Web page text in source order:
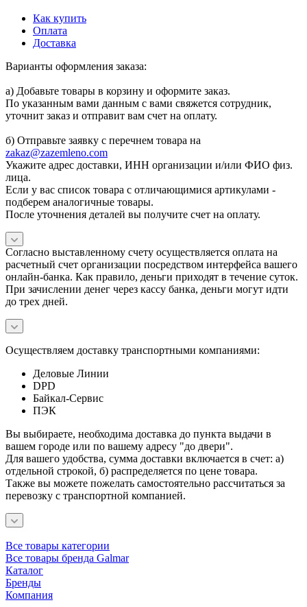
Как купить
Оплата
Доставка
Варианты оформления заказа:
а) Добавьте товары в корзину и оформите заказ.
По указанным вами данным с вами свяжется сотрудник,
уточнит заказ и отправит вам счет на оплату.
б) Отправьте заявку с перечнем товара на
zakaz@zazemleno.com
Укажите адрес доставки, ИНН организации и/или ФИО физ.
лица.
Если у вас список товара с отличающимися артикулами -
подберем аналогичные товары.
После уточнения деталей вы получите счет на оплату.
Согласно выставленному счету осуществляется оплата на
расчетный счет организации посредством интерфейса вашего
онлайн-банка. Как правило, деньги приходят в течение суток.
При зачислении денег через кассу банка, деньги могут идти
до трех дней.
Осуществляем доставку транспортными компаниями:
Деловые Линии
DPD
Байкал-Сервис
ПЭК
Вы выбираете, необходима доставка до пункта выдачи в
вашем городе или по вашему адресу "до двери".
Для вашего удобства, сумма доставки включается в счет: а)
отдельной строкой, б) распределяется по цене товара.
Также вы можете пожелать самостоятельно рассчитаться за
перевозку с транспортной компанией.
Все товары категории
Все товары бренда Galmar
Каталог
Бренды
Компания